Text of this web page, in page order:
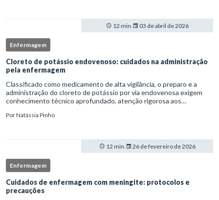
12 min. 03 de abril de 2026
Enfermagem
Cloreto de potássio endovenoso: cuidados na administração
pela enfermagem
Classificado como medicamento de alta vigilância, o preparo e a
administração do cloreto de potássio por via endovenosa exigem
conhecimento técnico aprofundado, atenção rigorosa aos
enfermag
PorNatássia Pinho
12 min. 26 de fevereiro de 2026
Enfermagem
Cuidados de enfermagem com meningite: protocolos e
precauções